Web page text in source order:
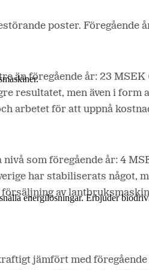
energilösningar. Erbjuder
poster. Föregående
än föregående år: 23
resultatet, men även i
arbetet för att uppnå
nivå som föregående år: 4
har stabiliserats
av
jämfört med